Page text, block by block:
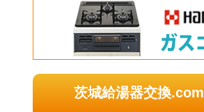
茨城給湯器交換.com